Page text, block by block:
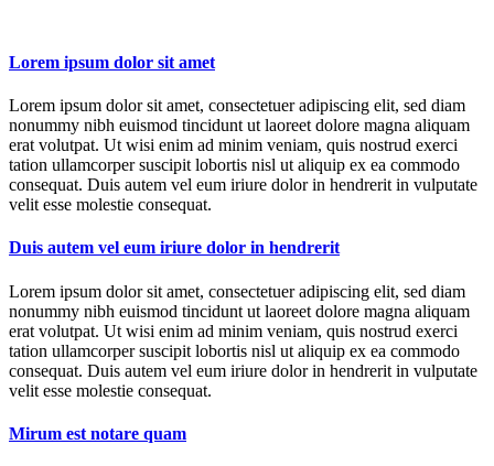
Lorem ipsum dolor sit amet
Lorem ipsum dolor sit amet, consectetuer adipiscing elit, sed diam
nonummy nibh euismod tincidunt ut laoreet dolore magna aliquam
erat volutpat. Ut wisi enim ad minim veniam, quis nostrud exerci
tation ullamcorper suscipit lobortis nisl ut aliquip ex ea commodo
consequat. Duis autem vel eum iriure dolor in hendrerit in vulputate
velit esse molestie consequat.
Duis autem vel eum iriure dolor in hendrerit
Lorem ipsum dolor sit amet, consectetuer adipiscing elit, sed diam
nonummy nibh euismod tincidunt ut laoreet dolore magna aliquam
erat volutpat. Ut wisi enim ad minim veniam, quis nostrud exerci
tation ullamcorper suscipit lobortis nisl ut aliquip ex ea commodo
consequat. Duis autem vel eum iriure dolor in hendrerit in vulputate
velit esse molestie consequat.
Mirum est notare quam